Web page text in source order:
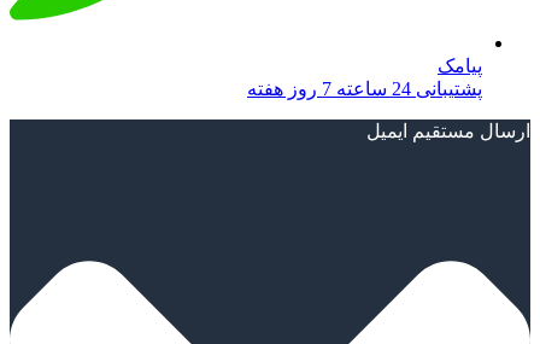
پیامک
پشتیبانی 24 ساعته 7 روز هفته
ارسال مستقیم ایمیل